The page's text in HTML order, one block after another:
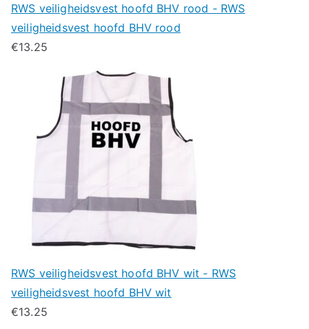
RWS veiligheidsvest hoofd BHV rood - RWS
veiligheidsvest hoofd BHV rood
€13.25
RWS veiligheidsvest hoofd BHV wit - RWS
veiligheidsvest hoofd BHV wit
€13.25